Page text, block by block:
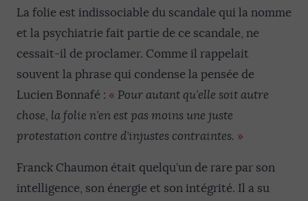
La folie est indissociable du scandale qui la nomme
et la psychiatrie fait partie de ce scandale, ne
cessait-il de proclamer. Comme il rappelait
souvent la phrase qui condense la pensée de
Lucien Bonnafé : « Pour autant qu’elle soit autre
chose, la folie n’en est pas moins une juste
protestation contre d’injustes contraintes. »
Franck Chaumon était quelqu’un de rare par son
intelligence, son énergie et son intégrité. Il a su